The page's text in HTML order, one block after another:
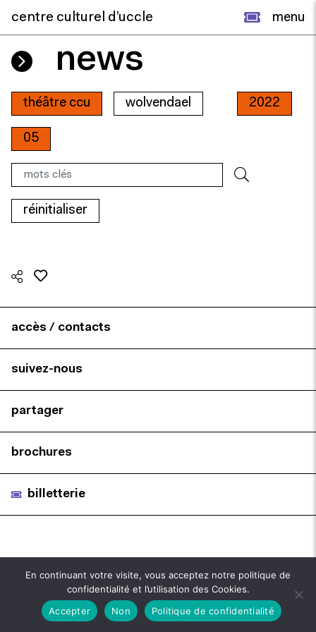
centre culturel d’uccle menu
news
théâtre ccu wolvendael 2022
05
réinitialiser
accès / contacts
suivez-nous
partager
brochures
billetterie
En continuant votre visite, vous acceptez notre politique de
confidentialité et l’utilisation des Cookies.
Accepter
Non Politique de confidentialité